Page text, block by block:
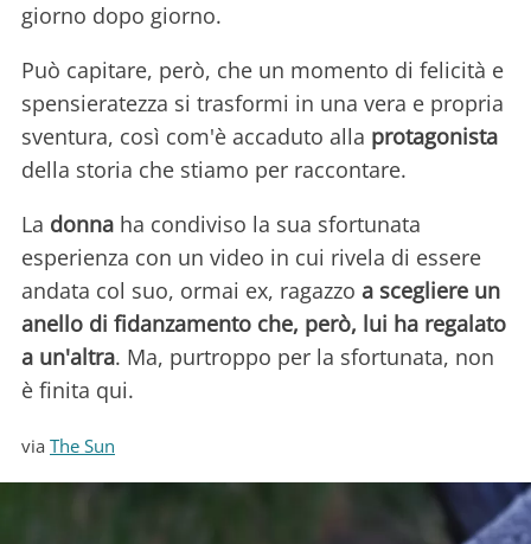
giorno dopo giorno.
Può capitare, però, che un momento di felicità e
spensieratezza si trasformi in una vera e propria
sventura, così com'è accaduto alla protagonista
della storia che stiamo per raccontare.
La donna ha condiviso la sua sfortunata
esperienza con un video in cui rivela di essere
andata col suo, ormai ex, ragazzo a scegliere un
anello di fidanzamento che, però, lui ha regalato
a un'altra. Ma, purtroppo per la sfortunata, non
è finita qui.
via The Sun